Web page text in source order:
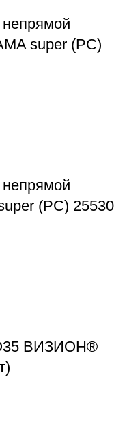
super (PC)
(РС) 25530
ВИЗИОН®